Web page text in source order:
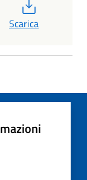
Scarica